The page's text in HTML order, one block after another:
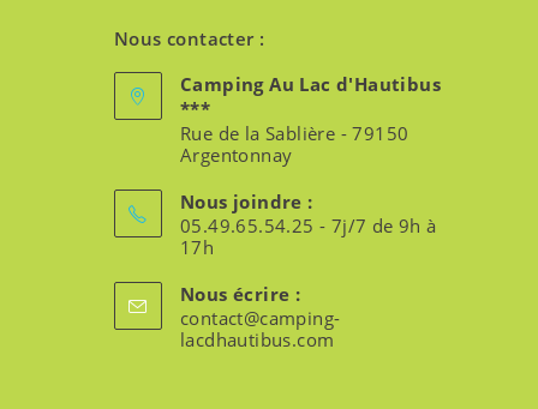
Nous contacter :
Camping Au Lac d'Hautibus
***
Rue de la Sablière - 79150
Argentonnay
Nous joindre :
05.49.65.54.25 - 7j/7 de 9h à
17h
Nous écrire :
contact@camping-
lacdhautibus.com